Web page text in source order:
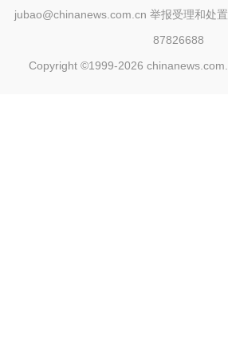
jubao@chinanews.com.cn 举报受理和处
87826688
Copyright ©1999-2026